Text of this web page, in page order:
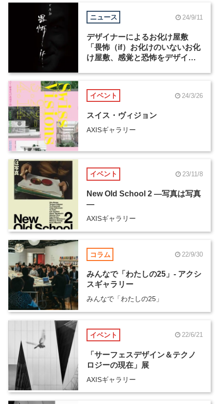
ニュース 24/9/11
デザイナーによるお化け屋敷
「畏怖（if）お化けのいないお化
け屋敷、感覚と恐怖をデザイン
イベント 24/3/26
スイス・ヴィジョン
AXISギャラリー
イベント 23/11/8
New Old School 2 ―写真は写真
―
AXISギャラリー
コラム 22/9/30
みんなで「わたしの25」- アクシ
スギャラリー
みんなで「わたしの25」
イベント 22/6/21
「サーフェスデザイン＆テクノ
ロジーの現在」展
AXISギャラリー